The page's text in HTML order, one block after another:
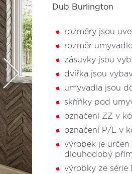
Dub Burlington
rozměry jsou
rozměr
zásuvky jsou
dvířka jsou
umyvadla jsou
skříňky pod
označení ZZ v
označení P/L v
výrobek je
dlouhodobý
výrobky ze série